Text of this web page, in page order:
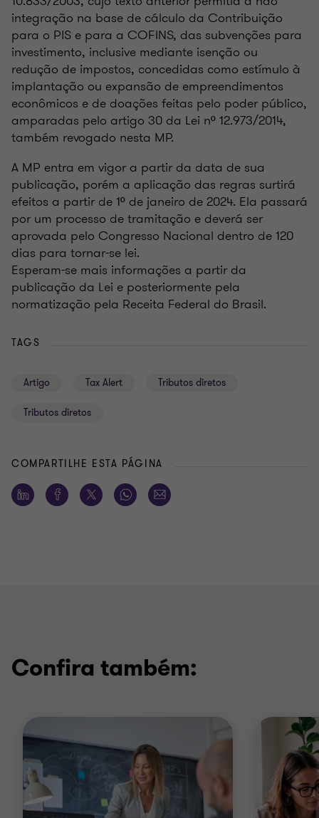
integração na base de cálculo da Contribuição
para o PIS e para a COFINS, das subvenções para
investimento, inclusive mediante isenção ou
redução de impostos, concedidas como estímulo à
implantação ou expansão de empreendimentos
econômicos e de doações feitas pelo poder público,
amparadas pelo artigo 30 da Lei nº 12.973/2014,
também revogado nesta MP.
A MP entra em vigor a partir da data de sua
publicação, porém a aplicação das regras surtirá
efeitos a partir de 1º de janeiro de 2024. Ela passará
por um processo de tramitação e deverá ser
aprovada pelo Congresso Nacional dentro de 120
dias para tornar-se lei.
Esperam-se mais informações a partir da
publicação da Lei e posteriormente pela
normatização pela Receita Federal do Brasil.
TAGS
Artigo Tax Alert Tributos diretos
Tributos diretos
COMPARTILHE ESTA PÁGINA
Confira também: